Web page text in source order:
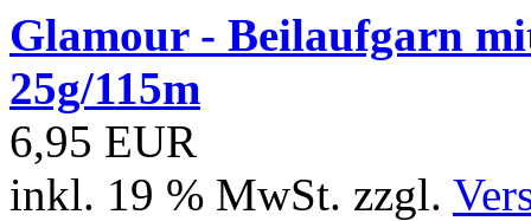
Glamour - Beilaufgarn
25g/115m
6,95 EUR
inkl. 19 % MwSt. zzgl.